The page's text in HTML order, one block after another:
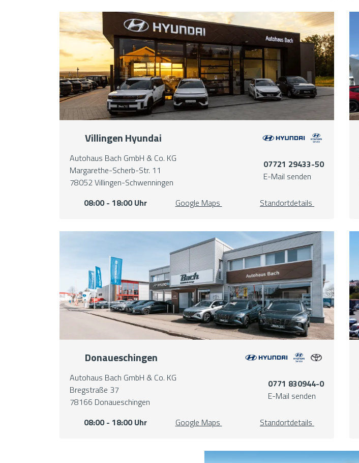
Villingen Hyundai
Autohaus Bach GmbH & Co. KG
Margarethe-Scherb-Str. 11
78052 Villingen-Schwenningen
07721 29433-50
E-Mail senden
08:00 - 18:00 Uhr Google Maps Standortdetails
Donaueschingen
Autohaus Bach GmbH & Co. KG
Bregstraße 37
78166 Donaueschingen
0771 830944-0
E-Mail senden
08:00 - 18:00 Uhr Google Maps Standortdetails